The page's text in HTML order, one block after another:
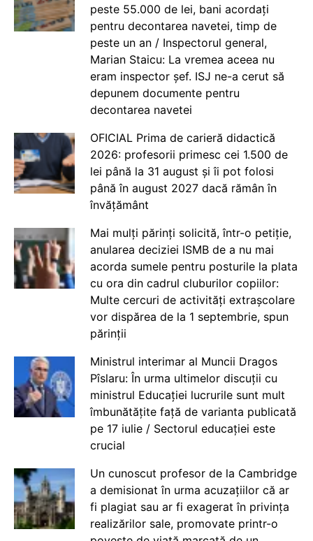
peste 55.000 de lei, bani acordați
pentru decontarea navetei, timp de
peste un an / Inspectorul general,
Marian Staicu: La vremea aceea nu
eram inspector șef. ISJ ne-a cerut să
depunem documente pentru
decontarea navetei
OFICIAL Prima de carieră didactică
2026: profesorii primesc cei 1.500 de
lei până la 31 august și îi pot folosi
până în august 2027 dacă rămân în
învățământ
Mai mulți părinți solicită, într-o petiție,
anularea deciziei ISMB de a nu mai
acorda sumele pentru posturile la plata
cu ora din cadrul cluburilor copiilor:
Multe cercuri de activități extrașcolare
vor dispărea de la 1 septembrie, spun
părinții
Ministrul interimar al Muncii Dragos
Pîslaru: În urma ultimelor discuții cu
ministrul Educației lucrurile sunt mult
îmbunătățite față de varianta publicată
pe 17 iulie / Sectorul educației este
crucial
Un cunoscut profesor de la Cambridge
a demisionat în urma acuzațiilor că ar
fi plagiat sau ar fi exagerat în privința
realizărilor sale, promovate printr-o